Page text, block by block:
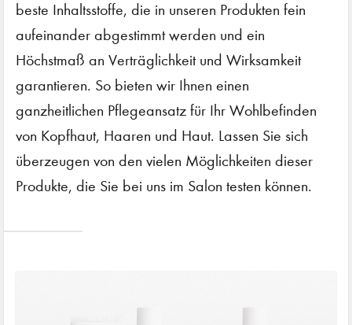
beste Inhaltsstoffe, die in unseren Produkten fein
aufeinander abgestimmt werden und ein
Höchstmaß an Verträglichkeit und Wirksamkeit
garantieren. So bieten wir Ihnen einen
ganzheitlichen Pflegeansatz für Ihr Wohlbefinden
von Kopfhaut, Haaren und Haut. Lassen Sie sich
überzeugen von den vielen Möglichkeiten dieser
Produkte, die Sie bei uns im Salon testen können.